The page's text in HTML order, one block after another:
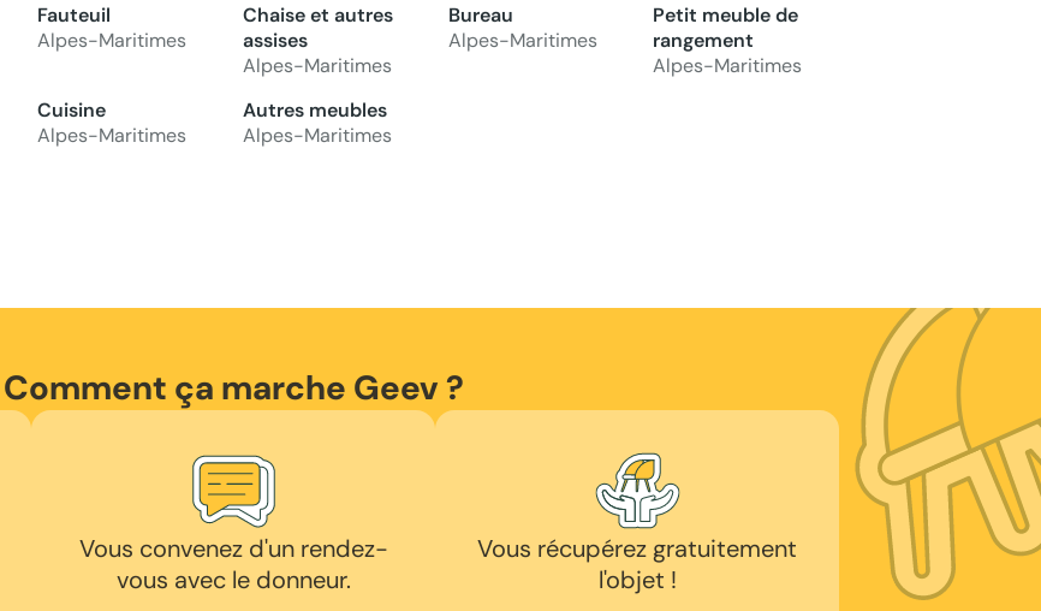
Fauteuil
Alpes-Maritimes
Chaise et autres
assises
Alpes-Maritimes
Bureau
Alpes-Maritimes
Petit meuble de
rangement
Alpes-Maritimes
Cuisine
Alpes-Maritimes
Autres meubles
Alpes-Maritimes
Comment ça marche Geev ?
Vous convenez d'un rendez-
vous avec le donneur.
Vous récupérez gratuitement
l'objet !